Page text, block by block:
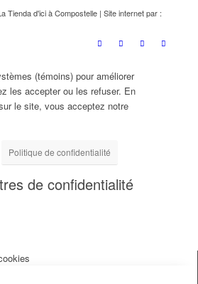
Tienda d'ici à Compostelle | Site internet par :
(témoins) pour améliorer
les accepter ou les refuser. En
le site, vous acceptez notre
Politique de confidentialité
de confidentialité